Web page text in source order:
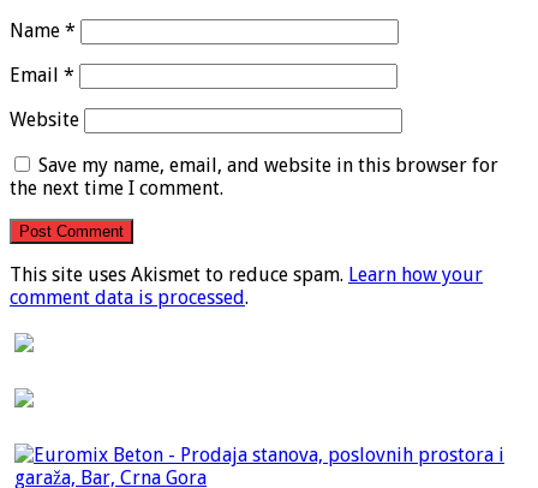
Name *
Email *
Website
Save my name, email, and website in this browser for
the next time I comment.
This site uses Akismet to reduce spam. Learn how your
comment data is processed.